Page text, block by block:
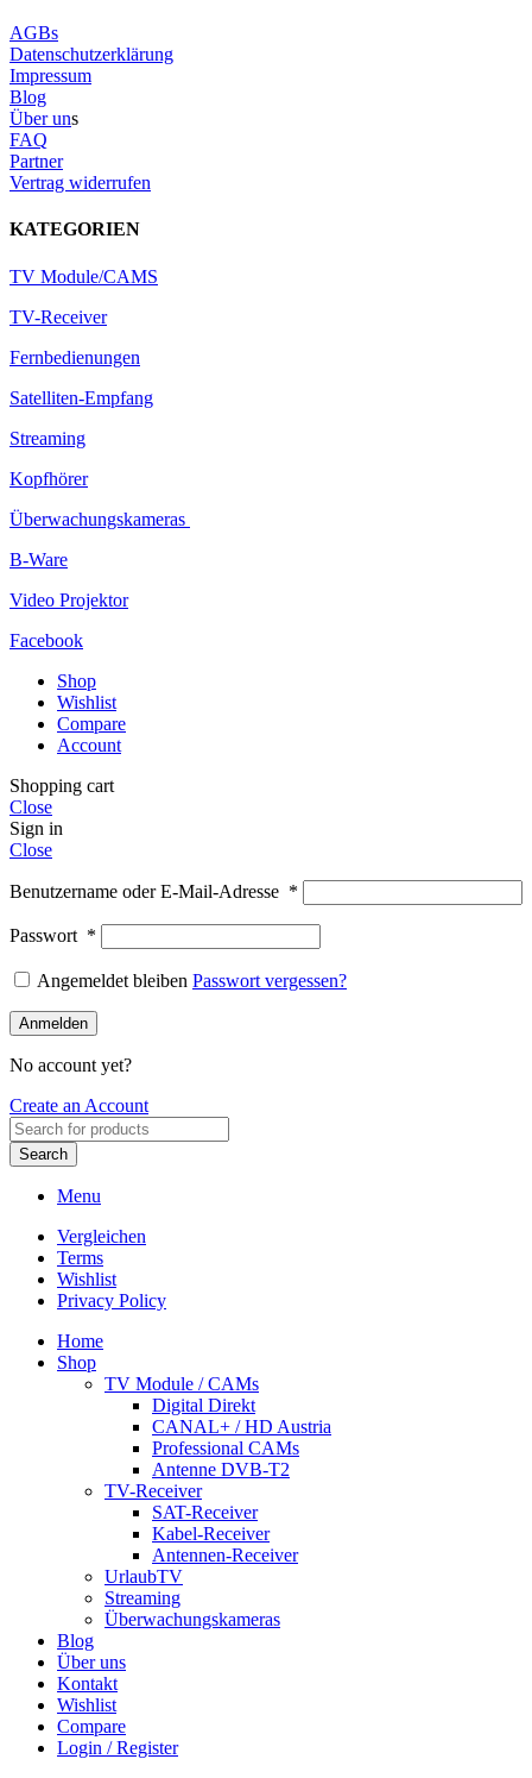
AGBs
Datenschutzerklärung
Impressum
Blog
Über uns
FAQ
Partner
Vertrag widerrufen
KATEGORIEN
TV Module/CAMS
TV-Receiver
Fernbedienungen
Satelliten-Empfang
Streaming
Kopfhörer
Überwachungskameras
B-Ware
Video Projektor
Facebook
Shop
Wishlist
Compare
Account
Shopping cart
Close
Sign in
Close
Benutzername oder E-Mail-Adresse *
Passwort *
Angemeldet bleiben Passwort vergessen?
Anmelden
No account yet?
Create an Account
Search
Menu
Vergleichen
Terms
Wishlist
Privacy Policy
Home
Shop
TV Module / CAMs
Digital Direkt
CANAL+ / HD Austria
Professional CAMs
Antenne DVB-T2
TV-Receiver
SAT-Receiver
Kabel-Receiver
Antennen-Receiver
UrlaubTV
Streaming
Überwachungskameras
Blog
Über uns
Kontakt
Wishlist
Compare
Login / Register